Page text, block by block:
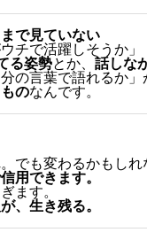
で見ていない
チで活躍しそうか」
る姿勢とか、 話しな
の言葉で語れるか」
のなんです。
でも変わるかもしれ
用できます。
ます。
、生き残る。